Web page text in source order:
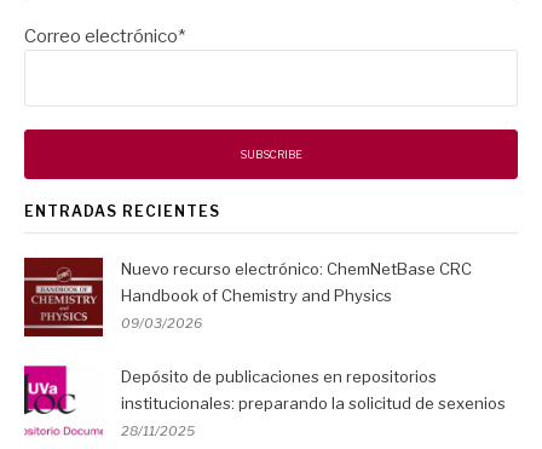
Correo electrónico*
ENTRADAS RECIENTES
Nuevo recurso electrónico: ChemNetBase CRC
Handbook of Chemistry and Physics
09/03/2026
Depósito de publicaciones en repositorios
institucionales: preparando la solicitud de sexenios
28/11/2025